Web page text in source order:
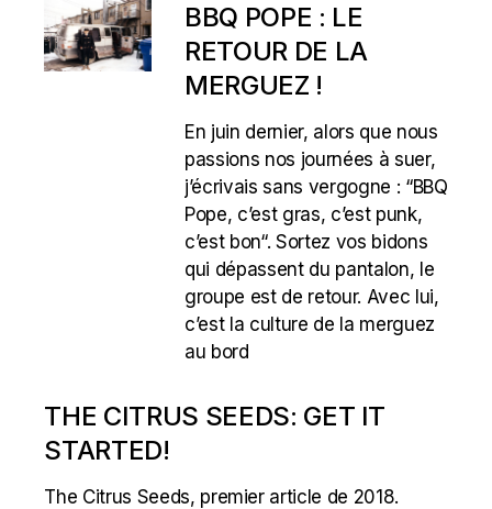
BBQ POPE : LE
RETOUR DE LA
MERGUEZ !
En juin dernier, alors que nous
passions nos journées à suer,
j’écrivais sans vergogne : “BBQ
Pope, c’est gras, c’est punk,
c’est bon“. Sortez vos bidons
qui dépassent du pantalon, le
groupe est de retour. Avec lui,
c’est la culture de la merguez
au bord
THE CITRUS SEEDS: GET IT
STARTED!
The Citrus Seeds, premier article de 2018.